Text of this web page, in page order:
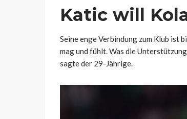
Katic will
Seine enge Verbindung zum Klub ist
mag und fühlt. Was die
sagte der 29-Jährige.